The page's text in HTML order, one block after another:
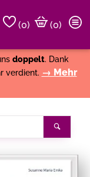
(0)
(0)
doppelt. Dank
verdient. → Mehr